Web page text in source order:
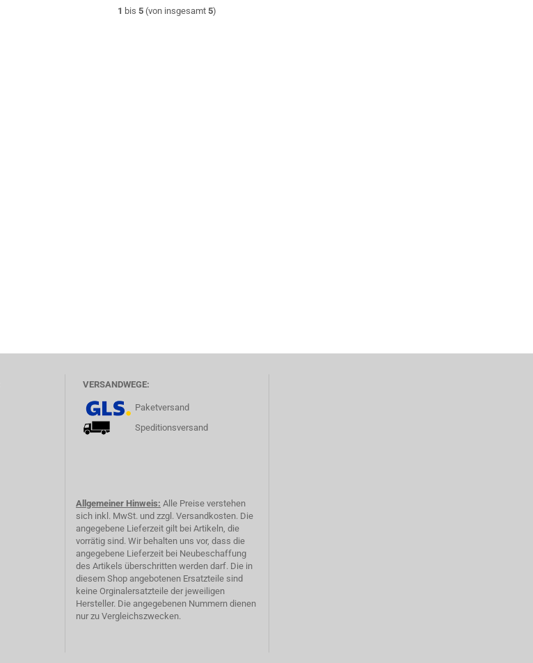
1 bis5 (von insgesamt5)
VERSANDWEGE:
Paketversand
Speditionsversand
Allgemeiner Hinweis: Alle Preise verstehen
sich inkl. MwSt. und zzgl. Versandkosten. Die
angegebene Lieferzeit gilt bei Artikeln, die
vorrätig sind. Wir behalten uns vor, dass die
angegebene Lieferzeit bei Neubeschaffung
des Artikels überschritten werden darf. Die in
diesem Shop angebotenen Ersatzteile sind
keine Orginalersatzteile der jeweiligen
Hersteller. Die angegebenen Nummern dienen
nur zu Vergleichszwecken.